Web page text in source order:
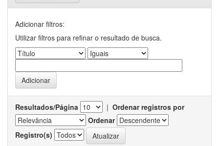
Adicionar filtros:
Utilizar filtros para refinar o resultado de busca.
Resultados/Página | Ordenar registros por
Ordenar
Registro(s)